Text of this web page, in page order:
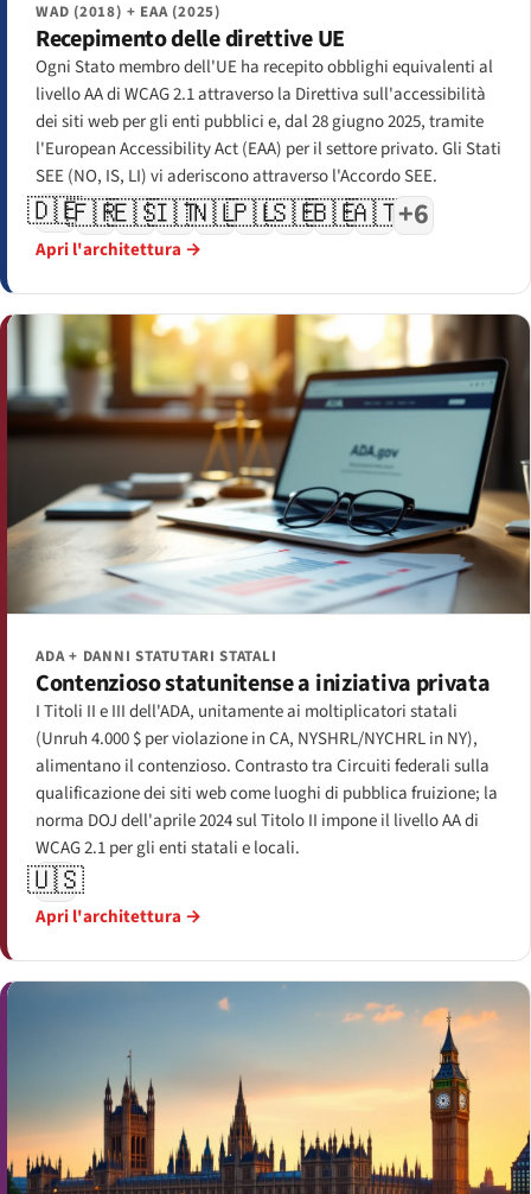
WAD (2018) + EAA (2025)
Recepimento delle direttive UE
Ogni Stato membro dell'UE ha recepito obblighi equivalenti al
livello AA di WCAG 2.1 attraverso la Direttiva sull'accessibilità
dei siti web per gli enti pubblici e, dal 28 giugno 2025, tramite
l'European Accessibility Act (EAA) per il settore privato. Gli Stati
SEE (NO, IS, LI) vi aderiscono attraverso l'Accordo SEE.
🇩🇪🇫🇷🇪🇸🇮🇹🇳🇱🇵🇱🇸🇪🇧🇪🇦🇹+6
Apri l'architettura →
ADA + DANNI STATUTARI STATALI
Contenzioso statunitense a iniziativa privata
I Titoli II e III dell'ADA, unitamente ai moltiplicatori statali
(Unruh 4.000 $ per violazione in CA, NYSHRL/NYCHRL in NY),
alimentano il contenzioso. Contrasto tra Circuiti federali sulla
qualificazione dei siti web come luoghi di pubblica fruizione; la
norma DOJ dell'aprile 2024 sul Titolo II impone il livello AA di
WCAG 2.1 per gli enti statali e locali.
🇺🇸
Apri l'architettura →